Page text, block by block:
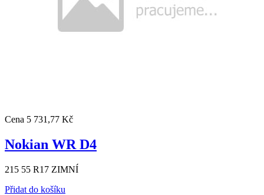
Cena 5 731,77 Kč
Nokian WR D4
215 55 R17 ZIMNÍ
Přidat do košíku